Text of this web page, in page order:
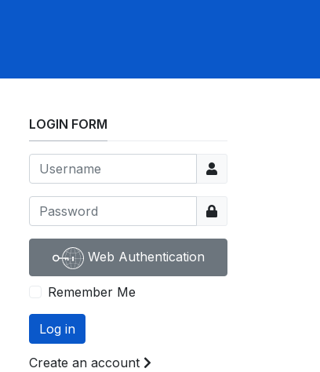
LOGIN FORM
Username
Show
Web Authentication
Remember Me
Log in
Create an account